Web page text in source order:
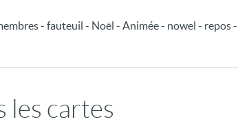
- fauteuil - Noël - Animée - nowel -
les cartes